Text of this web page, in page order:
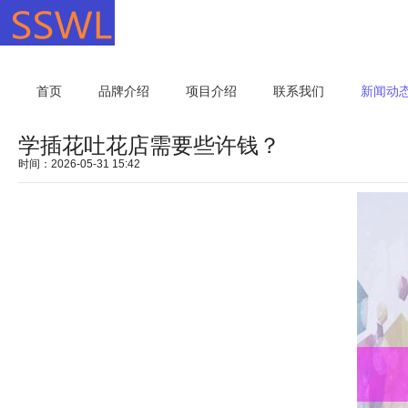
首页 品牌介绍 项目介绍 联系我们 新闻动
学插花吐花店需要些许钱？
时间：2026-05-31 15:42